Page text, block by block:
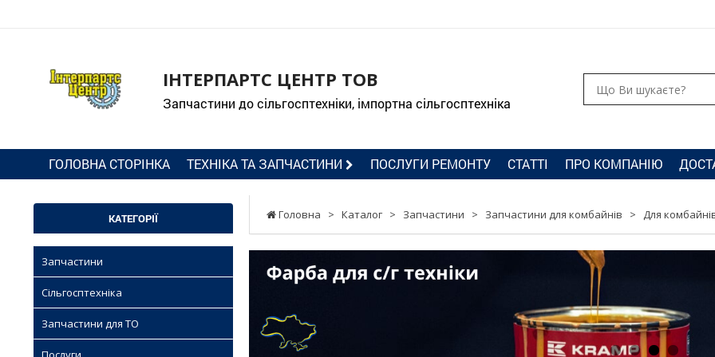
ІНТЕРПАРТС ЦЕНТР ТОВ
Запчастини до сільгосптехніки, імпортна сільгосптехніка
ГОЛОВНА СТОРІНКА ТЕХНІКА ТА ЗАПЧАСТИНИ ПОСЛУГИ РЕМОНТУ СТАТТІ ПРО КОМПАНІЮ
Головна > Каталог > Запчастини > Запчастини для комбайнів > Для
КАТЕГОРІЇ
Запчастини
Сільгосптехніка
Запчастини для ТО